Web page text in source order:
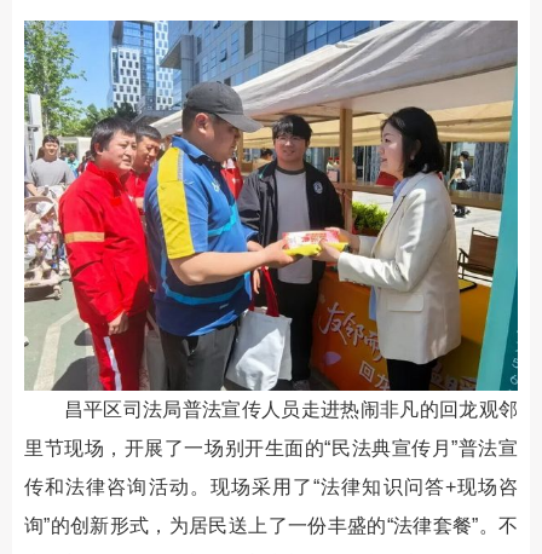
昌平区司法局普法宣传人员走进热闹非凡的回龙观邻
里节现场，开展了一场别开生面的“民法典宣传月”普法宣
传和法律咨询活动。现场采用了“法律知识问答+现场咨
询”的创新形式，为居民送上了一份丰盛的“法律套餐”。不